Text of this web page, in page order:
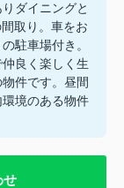
ダイニングと
取り。車をお
駐車場付き。
良く楽しく生
件です。昼間
境のある物件
せ